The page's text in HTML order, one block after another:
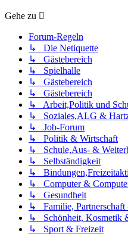
Gehe zu
Forum-Regeln
↳ Die Netiquette
↳ Gästebereich
↳ Spielhalle
↳ Gästebereich
↳ Gästebereich
↳ Arbeit,Politik und
↳ Soziales,ALG &
↳ Job-Forum
↳ Politik & Wirtschaft
↳ Schule,Aus- &
↳ Selbständigkeit
↳
↳ Computer &
↳ Gesundheit
↳ Familie,
↳ Schönheit, Kosmetik
↳ Sport & Freizeit